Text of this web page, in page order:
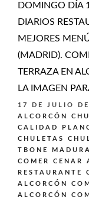
DOMINGO DÍA
DIARIOS
MEJORES
(MADRID).
TERRAZA EN
LA IMAGEN
17 DE JULIO
ALCORCÓN
CALIDAD
CHULETAS
TBONE
COMER CENAR
RESTAURANTE
ALCORCÓN
ALCORCÓN